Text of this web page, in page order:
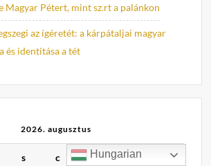
Magyar Pétert, mint sz.rt a palánkon
az ígéretét: a kárpátaljai magyar
és identitása a tét
2026. augusztus
s c p s
Hungarian